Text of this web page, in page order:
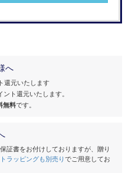
へ
還元いたします
ト還元いたします。
無料です。
証書をお付けしておりますが、贈り
ラッピングも別売りでご用意してお